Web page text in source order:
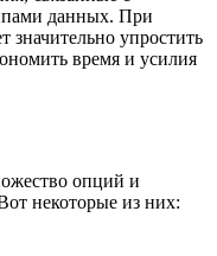
данных. При
значительно упростить
время и усилия
опций и
некоторые из них: